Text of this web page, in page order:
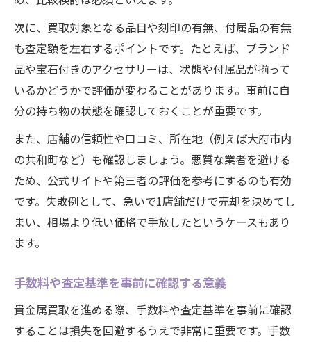
次に、買取対象となる品目や刻印の有無、付属品の有無
も査定額を左右するポイントです。たとえば、ブランド
品や宝石付きのアクセサリーは、状態や付属品が揃って
いるかどうかで評価が変わることがあります。事前に自
分の持ち物の状態を確認しておくことが重要です。
また、店舗の信頼性や口コミ、所在地（例えば大府市内
の共和町など）も確認しましょう。悪質な業者を避ける
ため、公式サイトや第三者の評価を参考にするのも有効
です。失敗例として、急いで1店舗だけで売却を決めてし
まい、相場より低い価格で手放したというケースもあり
ます。
手数料や査定基準を事前に確認する意義
貴金属買取を進める際、手数料や査定基準を事前に確認
することは損失を回避するうえで非常に重要です。手数